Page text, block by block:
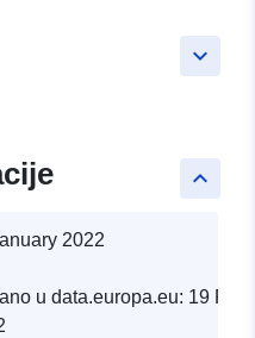
keyboard_arrow_down
keyboard_arrow_up
2022
u data.europa.eu: 19